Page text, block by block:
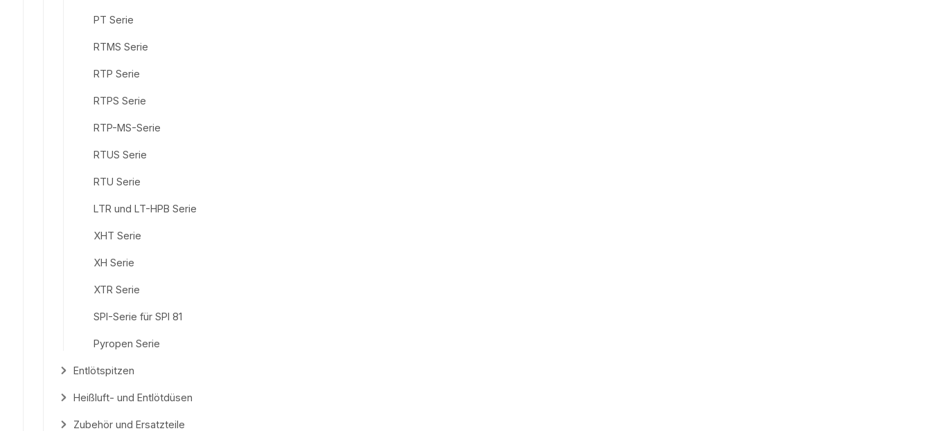
PT Serie
RTMS Serie
RTP Serie
RTPS Serie
RTP-MS-Serie
RTUS Serie
RTU Serie
LTR und LT-HPB Serie
XHT Serie
XH Serie
XTR Serie
SPI-Serie für SPI 81
Pyropen Serie
Entlötspitzen
Heißluft- und Entlötdüsen
Zubehör und Ersatzteile